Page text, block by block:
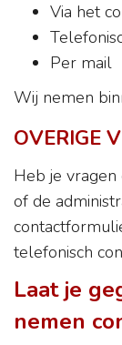
Via het
Per mail
Wij nemen
OVERIGE
Heb je
of de
telefonisch
Laat je
nemen